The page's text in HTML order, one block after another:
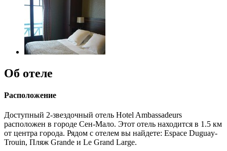
Об отеле
Расположение
Доступный 2-звездочный отель Hotel Ambassadeurs
расположен в городе Сен-Мало. Этот отель находится в 1.5 км
от центра города. Рядом с отелем вы найдете: Espace Duguay-
Trouin, Пляж Grande и Le Grand Large.